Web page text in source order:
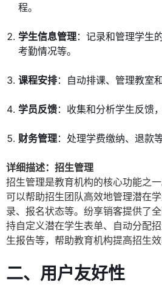
程。
学生信息管理：记录和管理学生
考勤情况等。
课程安排：自动排课、管理教室
学员反馈：收集和分析学生反馈
财务管理：处理学费缴纳、退款
详细描述：招生管理
招生管理是教育机构的核心功能之
可以帮助招生团队高效地管理潜在
录、报名状态等。纷享销客提供了
持自定义潜在学生表单、自动分配
生报告等，帮助教育机构提高招生效
二、用户友好性